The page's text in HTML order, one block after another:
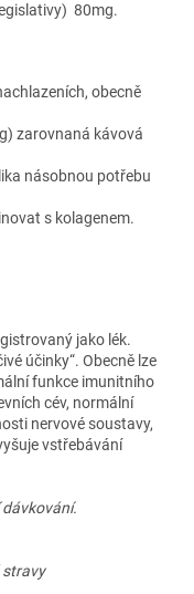
80mg.
obecně
zarovnaná kávová
násobnou potřebu
s kolagenem.
jako lék.
účinky“. Obecně lze
funkce imunitního
cév, normální
nervové soustavy,
vstřebávání
stravy